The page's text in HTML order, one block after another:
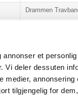
et
deler dessuten
medier,
tilgjengelig for
Drammen
Jarlsberg
Jarlsberg